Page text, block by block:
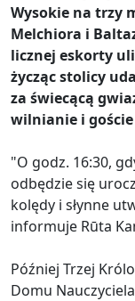
Wysokie na trzy
Melchiora i
licznej eskorty
życząc stolicy
za świecącą
wilnianie i
"O godz. 16:30,
odbędzie się
kolędy i słynne
informuje Rūta
Później Trzej
Domu